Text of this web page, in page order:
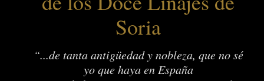
Soria
“...de tanta antigüedad y nobleza, que no sé
yo que haya en España